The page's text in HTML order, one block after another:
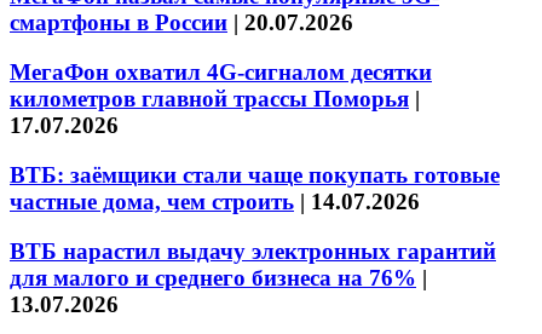
смартфоны в России | 20.07.2026
МегаФон охватил 4G-сигналом десятки
километров главной трассы Поморья |
17.07.2026
ВТБ: заёмщики стали чаще покупать готовые
частные дома, чем строить | 14.07.2026
ВТБ нарастил выдачу электронных гарантий
для малого и среднего бизнеса на 76% |
13.07.2026